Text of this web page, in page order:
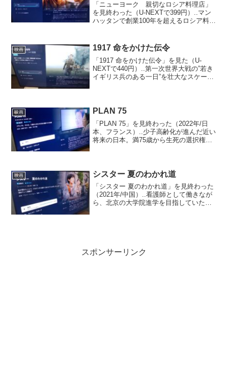
「ニューヨーク 親切なロシア料理店」
を見終わった（U-NEXTで399円）..マン
ハッタンで創業100年を超えるロシア料理
たなマネージャーのマークは刑務所を出
たばかりの...
映画 1917 命をかけた伝令
「1917 命をかけた伝令」を見た（U-
NEXTで440円）..第一次世界大戦の”若き
イギリス兵のある一日”を壮大なスケール
地を抜け...
映画 PLAN 75
「PLAN 75」を見終わった（2022年/日
本、フランス）..少子高齢化が進んだ近い
将来の日本。満75歳から生死の選択権を
理由...
映画 シスター 夏のわかれ道
「シスター 夏のわかれ道」を見終わった
（2021年/中国）..看護師として働きなが
ら、北京の大学院進学を目指していたア
スポンサーリンク